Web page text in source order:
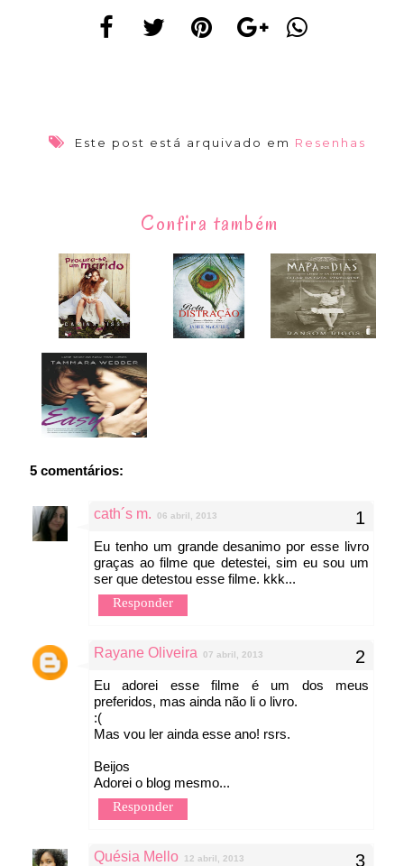
Este post está arquivado em Resenhas
Confira também
5 comentários:
cath´s m. 06 abril, 2013
Eu tenho um grande desanimo por esse livro
graças ao filme que detestei, sim eu sou um
ser que detestou esse filme. kkk...
Responder
Rayane Oliveira 07 abril, 2013
Eu adorei esse filme é um dos meus
preferidos, mas ainda não li o livro.
:(
Mas vou ler ainda esse ano! rsrs.
Beijos
Adorei o blog mesmo...
Responder
Quésia Mello 12 abril, 2013